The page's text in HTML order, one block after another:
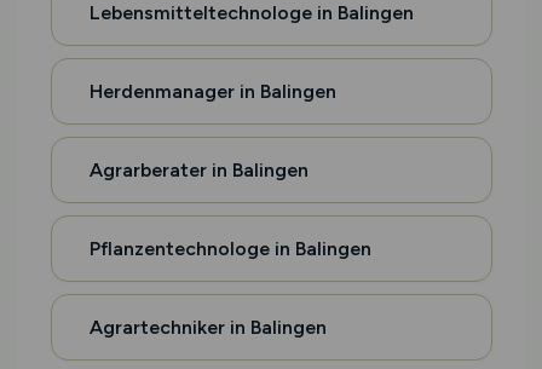
Lebensmitteltechnologe in Balingen
Herdenmanager in Balingen
Agrarberater in Balingen
Pflanzentechnologe in Balingen
Agrartechniker in Balingen